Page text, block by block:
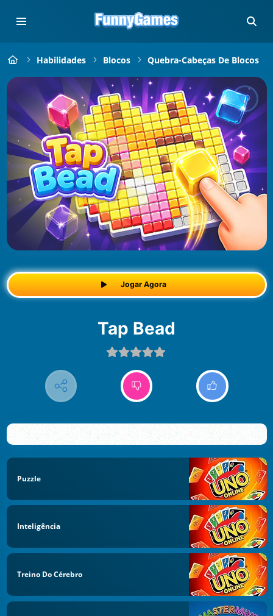
Habilidades Blocos Quebra-Cabeças De Blocos
Jogar Agora
Tap Bead
Puzzle
Inteligência
Treino Do Cérebro